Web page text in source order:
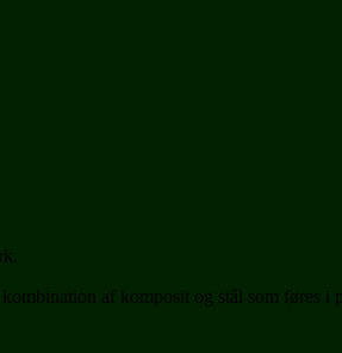
af komposit og stål som føres i